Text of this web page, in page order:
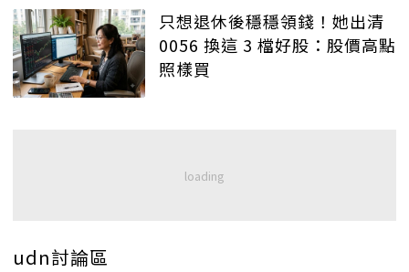
只想退休後穩穩領錢！她出清
0056 換這 3 檔好股：股價高點
照樣買
udn討論區